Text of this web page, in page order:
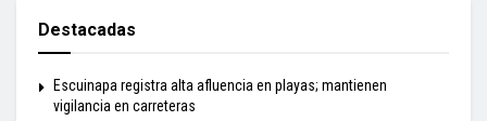
Destacadas
Escuinapa registra alta afluencia en playas; mantienen
vigilancia en carreteras